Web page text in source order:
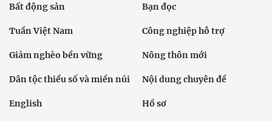
Bất động sản Bạn đọc
Tuần Việt Nam Công nghiệp hỗ trợ
Giảm nghèo bền vững Nông thôn mới
Dân tộc thiểu số và miền núi Nội dung chuyên đề
English Hồ sơ